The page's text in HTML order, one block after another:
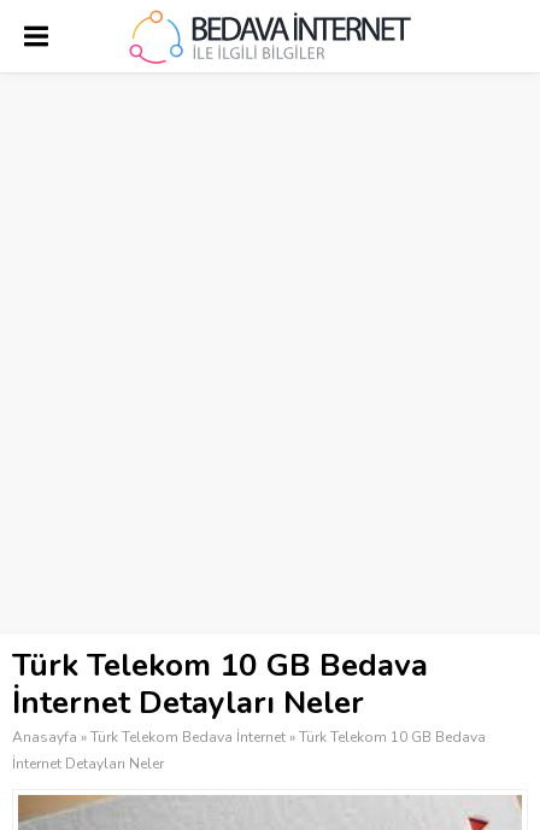
Türk Telekom 10 GB Bedava
İnternet Detayları Neler
Anasayfa »Türk Telekom Bedava İnternet»Türk Telekom 10 GB Bedava
İnternet Detayları Neler